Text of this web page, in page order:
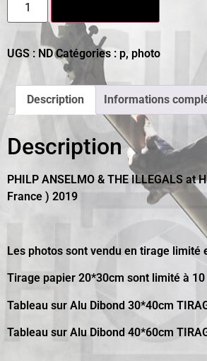
UGS : ND Catégories : p, photo
Description Informations
Description
PHILP ANSELMO & THE ILLEGALS at
France ) 2019
Les photos sont vendu en tirage limité
Tirage papier 20*30cm sont limité à
Tableau sur Alu Dibond 30*40cm
Tableau sur Alu Dibond 40*60cm